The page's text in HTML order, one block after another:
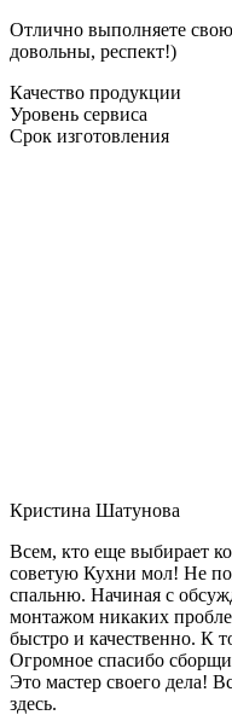
Отлично выполняете свою
довольны, респект!)
Качество продукции
Уровень сервиса
Срок изготовления
Кристина Шатунова
Всем, кто еще выбирает
советую Кухни мол! Не
спальню. Начиная с
монтажом никаких
быстро и качественно. К
Огромное спасибо
Это мастер своего дела!
здесь.